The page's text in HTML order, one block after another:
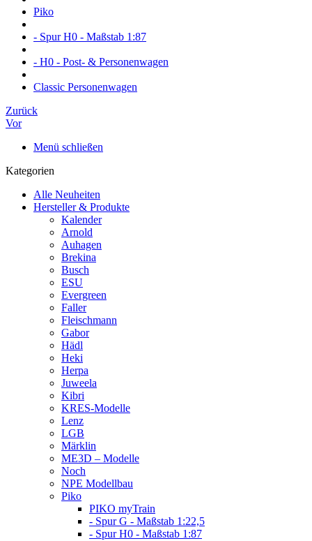
Piko
- Spur H0 - Maßstab 1:87
- H0 - Post- & Personenwagen
Classic Personenwagen
Zurück
Vor
Menü schließen
Kategorien
Alle Neuheiten
Hersteller & Produkte
Kalender
Arnold
Auhagen
Brekina
Busch
ESU
Evergreen
Faller
Fleischmann
Gabor
Hädl
Heki
Herpa
Juweela
Kibri
KRES-Modelle
Lenz
LGB
Märklin
ME3D – Modelle
Noch
NPE Modellbau
Piko
PIKO myTrain
- Spur G - Maßstab 1:22,5
- Spur H0 - Maßstab 1:87